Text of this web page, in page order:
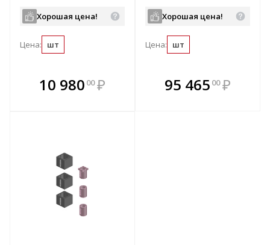
Хорошая цена!
Цена: шт
10 980 00 ₽
В комплекте
всегда выгоднее!
Хорошая цена!
Цена: шт
В комплекте
всегда выгоднее!
95 465 00 ₽